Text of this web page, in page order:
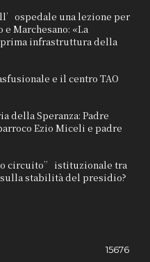
una lezione per
Marchesano: «La
infrastruttura della
e il centro TAO
della Speranza: Padre
Ezio Miceli e padre
circuito” istituzionale tra
sulla stabilità del presidio?
15676